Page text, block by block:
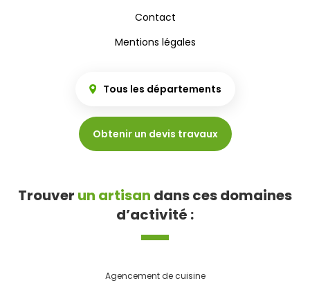
Contact
Mentions légales
Tous les départements
Obtenir un devis travaux
Trouver un artisan dans ces domaines
d’activité :
Agencement de cuisine